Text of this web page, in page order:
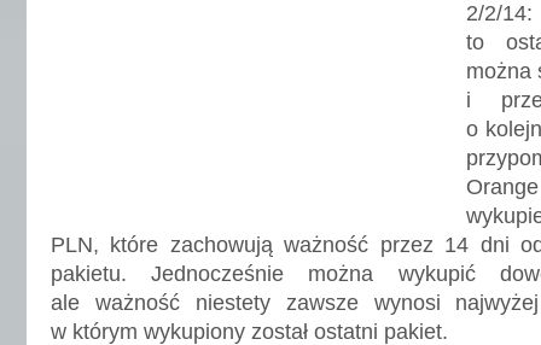
2/2/
to
można
i
o
PLN, które zachowują ważność przez 14 dni
pakietu. Jednocześnie można wykupić
ale ważność niestety zawsze wynosi
w którym wykupiony został ostatni pakiet.